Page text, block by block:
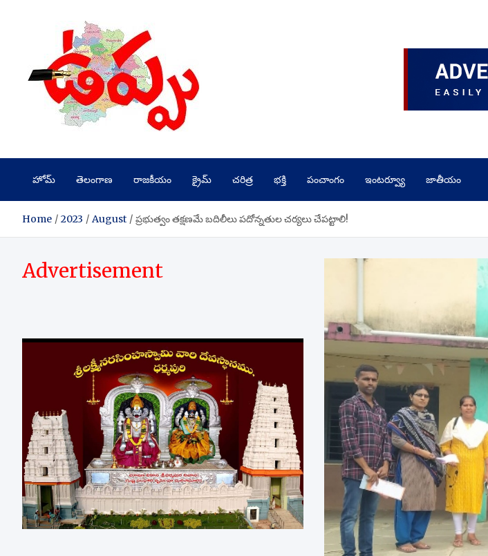
హోమ్ తెలంగాణ రాజకీయం క్రైమ్ చరిత్ర భక్తి పంచాంగం ఇంటర్వ్యూ జాతీయం
Home 2023 August ప్రభుత్వం తక్షణమే బదిలీలు పదోన్నతుల చర్యలు చేపట్టాలి!
Advertisement